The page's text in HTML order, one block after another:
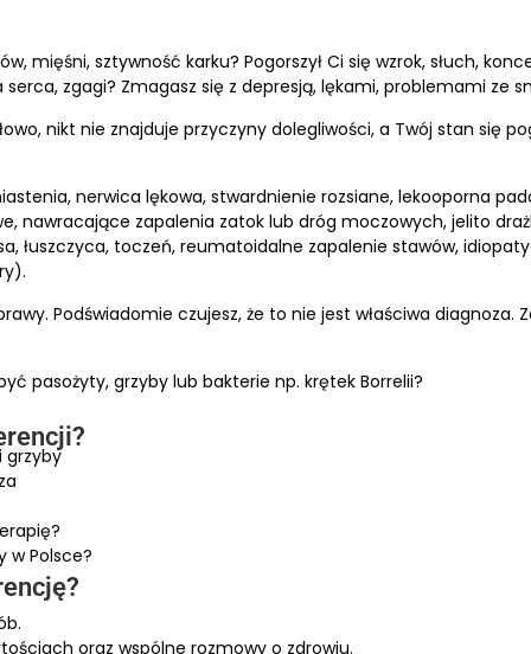
mięśni, sztywność karku? Pogorszył Ci się wzrok, słuch,
zgagi? Zmagasz się z depresją, lękami, problemami ze
nikt nie znajduje przyczyny dolegliwości, a Twój stan się
nerwica lękowa, stwardnienie rozsiane, lekooporna
nawracające zapalenia zatok lub dróg moczowych, jelito
łuszczyca, toczeń, reumatoidalne zapalenie stawów,
Podświadomie czujesz, że to nie jest właściwa diagnoza.
pasożyty, grzyby lub bakterie np. krętek Borrelii?
grzyby
w Polsce?
oraz wspólne rozmowy o zdrowiu.